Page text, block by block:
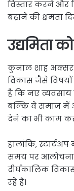
विस्तार करने और
बढ़ाने की क्षमता
उद्यमिता
कुनाल शाह अक्सर
विकास जैसे
है कि नए
बल्कि वे समाज में
देने का भी काम
हालांकि,
समय पर
दीर्घकालिक
रहे हैं।